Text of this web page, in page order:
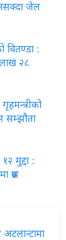
जेल
वितण्डा :
२८
सम्झौता
मुद्दा :
प्रश्न
अटलान्टामा